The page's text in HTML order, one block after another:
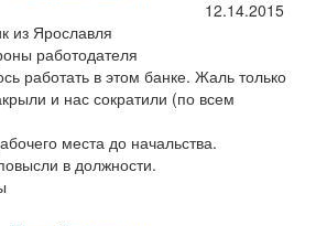
из Ярославля
12.14.2015
работодателя
работать в этом банке. Жаль только
и нас сократили (по всем
места до начальства.
в должности.